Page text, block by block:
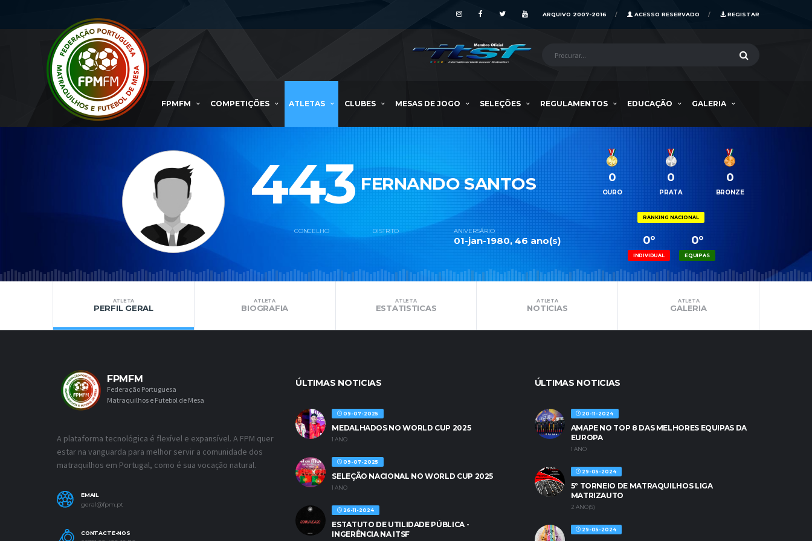
REGISTAR
ACESSO RESERVADO
ARQUIVO 2007-2016
FPMFM COMPETIÇÕES ATLETAS CLUBES MESAS DE JOGO SELEÇÕES REGULAMENTOS EDUCAÇÃO GALERIA
443 FERNANDO SANTOS
CONCELHO DISTRITO ANIVERSÁRIO
01-jan-1980, 46 ano(s)
0
OURO
0
PRATA
0
BRONZE
RANKING NACIONAL
0º
EQUIPAS
0º
INDIVIDUAL
ATLETA
PERFIL GERAL
ATLETA
BIOGRAFIA
ATLETA
ESTATISTICAS
ATLETA
NOTICIAS
ATLETA
GALERIA
FPMFM
Federação Portuguesa
Matraquilhos e Futebol de Mesa
A plataforma tecnológica é flexível e expansível. A FPM quer
estar na vanguarda para melhor servir a comunidade dos
matraquilhos em Portugal, como é sua vocação natural.
EMAIL
geral@fpm.pt
CONTACTE-NOS
ÚLTIMAS NOTICIAS
09-07-2025
MEDALHADOS NO WORLD CUP 2025
1 ANO
09-07-2025
SELEÇÃO NACIONAL NO WORLD CUP 2025
1 ANO
26-11-2024
ESTATUTO DE UTILIDADE PÚBLICA -
INGERÊNCIA NA ITSF
ÚLTIMAS NOTICIAS
20-11-2024
AMAPE NO TOP 8 DAS MELHORES EQUIPAS DA
EUROPA
1 ANO
29-05-2024
5º TORNEIO DE MATRAQUILHOS LIGA
MATRIZAUTO
2 ANO(S)
29-05-2024